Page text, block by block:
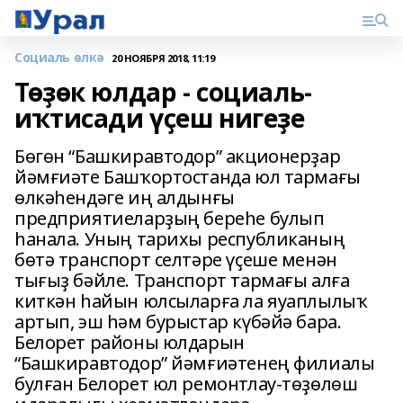
Социаль өлкә 20 НОЯБРЯ 2018, 11:19
Төҙөк юлдар - социаль-
иҡтисади үҫеш нигеҙе
Бөгөн “Башкиравтодор” акционерҙар
йәмғиәте Башҡортостанда юл тармағы
өлкәһендәге иң алдынғы
предприятиеларҙың береһе булып
һанала. Уның тарихы республиканың
бөтә транспорт селтәре үҫеше менән
тығыҙ бәйле. Транспорт тармағы алға
киткән һайын юлсыларға ла яуаплылыҡ
артып, эш һәм бурыстар күбәйә бара.
Белорет районы юлдарын
“Башкиравтодор” йәмғиәтенең филиалы
булған Белорет юл ремонтлау-төҙөлөш